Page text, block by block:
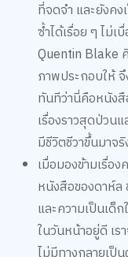
ซ้ำได้เรื่อย ๆ ไม่
Quentin Blake
ภาพประกอบให้
ทันทีว่านี่คือหนัง
เรื่องราวสุดป่วนแ
มีชีวิตชีวาขึ้นมาจ
เมื่อมองข้ามเรื่อง
หนังสือของดาห์ล
และความเป็นเด็
ในวันหน้าอยู่ดี เร
ไม่มีทางกลายเป็
ในวันนี้ ได้รับคว